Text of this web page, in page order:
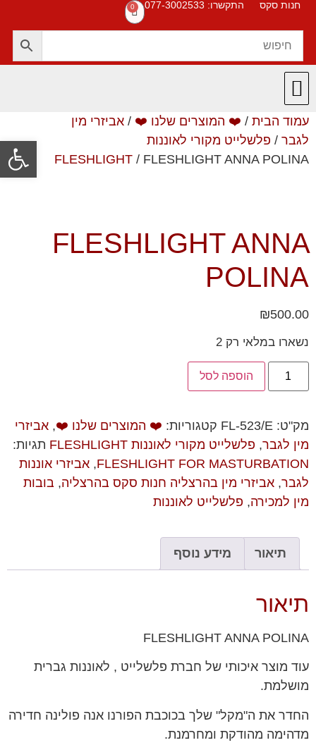
חנות סקס התקשרו: 077-3002533 0
עמוד הבית / ❤️ המוצרים שלנו ❤️ / אביזרי מין
לגבר / פלשלייט מקורי לאוננות
FLESHLIGHT / FLESHLIGHT ANNA POLINA
FLESHLIGHT ANNA
POLINA
₪500.00
נשארו במלאי רק 2
הוספה לסל
מק"ט: FL-523/E קטגוריות: ❤️ המוצרים שלנו ❤️, אביזרי
מין לגבר, פלשלייט מקורי לאוננות FLESHLIGHT
תגיות:
FLESHLIGHT FOR MASTURBATION
, אביזרי אוננות
לגבר, אביזרי מין בהרצליה חנות סקס בהרצליה, בובות
מין למכירה, פלשלייט לאוננות
תיאור מידע נוסף
תיאור
FLESHLIGHT ANNA POLINA
עוד מוצר איכותי של חברת פלשלייט , לאוננות גברית
מושלמת.
החדר את ה"מקל" שלך בכוכבת הפורנו אנה פולינה חדירה
מדהימה מהודקת ומחרמנת.
פתח